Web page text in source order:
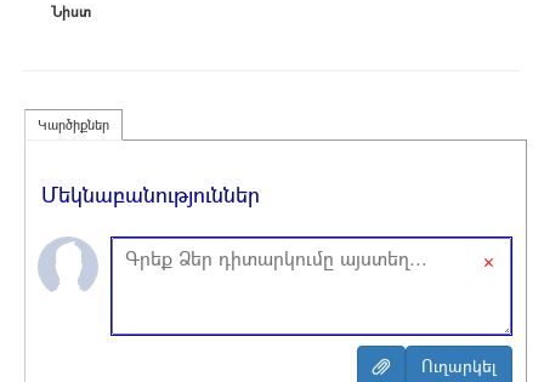
Նիստ
Կարծիքներ
Մեկնաբանություններ
×